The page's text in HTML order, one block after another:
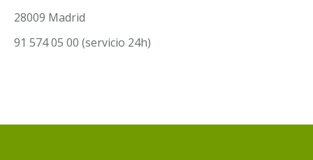
28009 Madrid
91 574 05 00 (servicio 24h)